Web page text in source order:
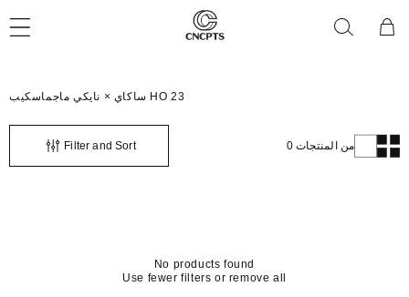
الى
المحتوى
عربة
التسوق
C
l
c
ساكاي × نايكي ماجماسكيب HO 23
Filter and Sort 0 من المنتجات
No products found
Use fewer filters or remove all